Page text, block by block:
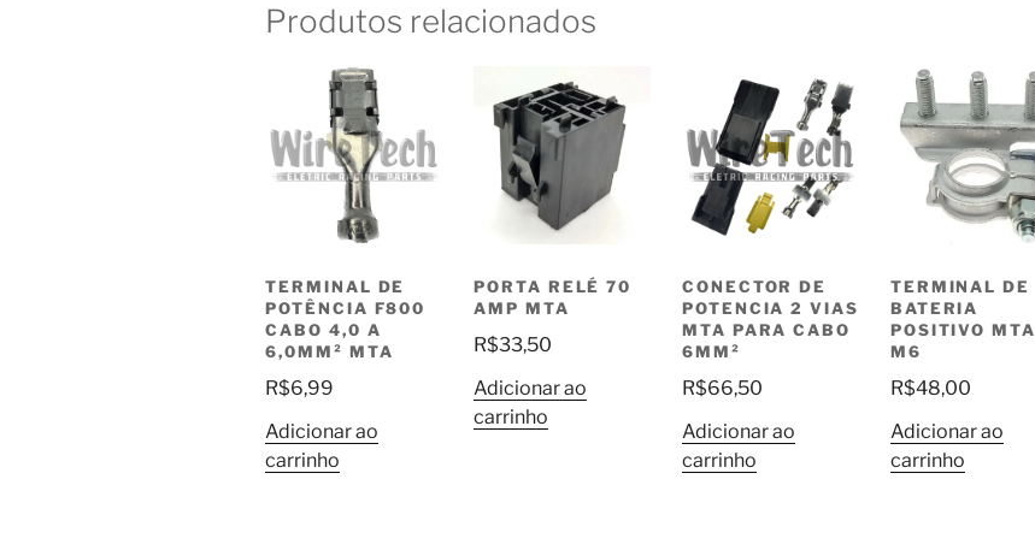
Produtos relacionados
TERMINAL DE
POTÊNCIA F800
CABO 4,0 A
6,0MM² MTA
R$6,99
Adicionar ao
carrinho
PORTA RELÉ 70
AMP MTA
R$33,50
Adicionar ao
carrinho
CONECTOR DE
POTENCIA 2 VIAS
MTA PARA CABO
6MM²
R$66,50
Adicionar ao
carrinho
TERMINAL DE
BATERIA
POSITIVO MTA
M6
R$48,00
Adicionar ao
carrinho